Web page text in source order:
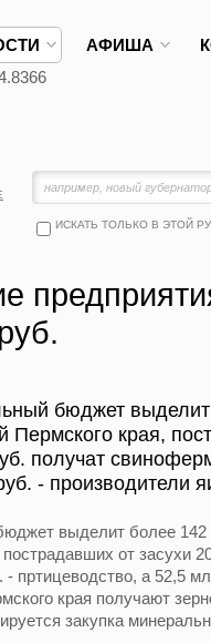
АФИША
ИСКАТЬ ТОЛЬКО В ЭТОЙ
бюджет
Пермского края,
получат
- производители
выделит более
от засухи
пртицеводство, а 52,5
края получают
закупка